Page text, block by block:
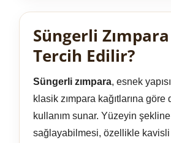
Süngerli
Tercih Edilir?
Süngerli zımpara, esnek
klasik zımpara kağıtlarına
kullanım sunar. Yüzeyin
sağlayabilmesi, özellikle kavisli